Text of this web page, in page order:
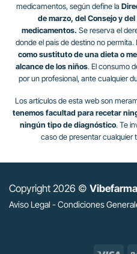
medicamentos, según define la
de marzo, del Consejo y
medicamentos. Se reserva el
donde el pais de destino no
como sustituto de una dieta o
alcance de los niños. El consumo
por un profesional, ante cualquier
Los artículos de esta web son
tenemos facultad para recetar
ningún tipo de diagnóstico. Te
caso de presentar cualquier
Copyright 2026 © Vibefarma
Aviso Legal -Condiciones